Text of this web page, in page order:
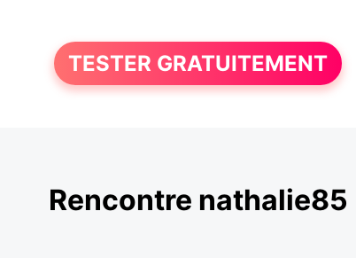
TESTER GRATUITEMENT
Rencontre nathalie85